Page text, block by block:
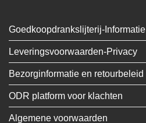
Goedkoopdrankslijterij-Informatie
Leveringsvoorwaarden-Privacy
Bezorginformatie en retourbeleid
ODR platform voor klachten
Algemene voorwaarden